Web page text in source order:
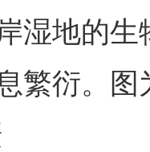
湿地的
繁衍。